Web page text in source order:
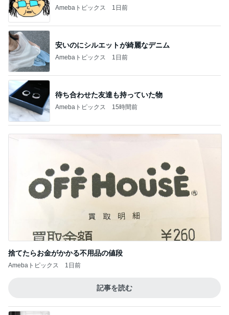
Amebaトピックス 1日前
安いのにシルエットが綺麗なデニム
Amebaトピックス 1日前
待ち合わせた友達も持っていた物
Amebaトピックス 15時間前
捨てたらお金がかかる不用品の値段
Amebaトピックス 1日前
記事を読む